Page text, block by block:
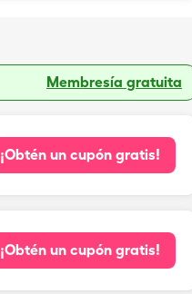
Membresía gratuita
¡Obtén un cupón gratis!
¡Obtén un cupón gratis!